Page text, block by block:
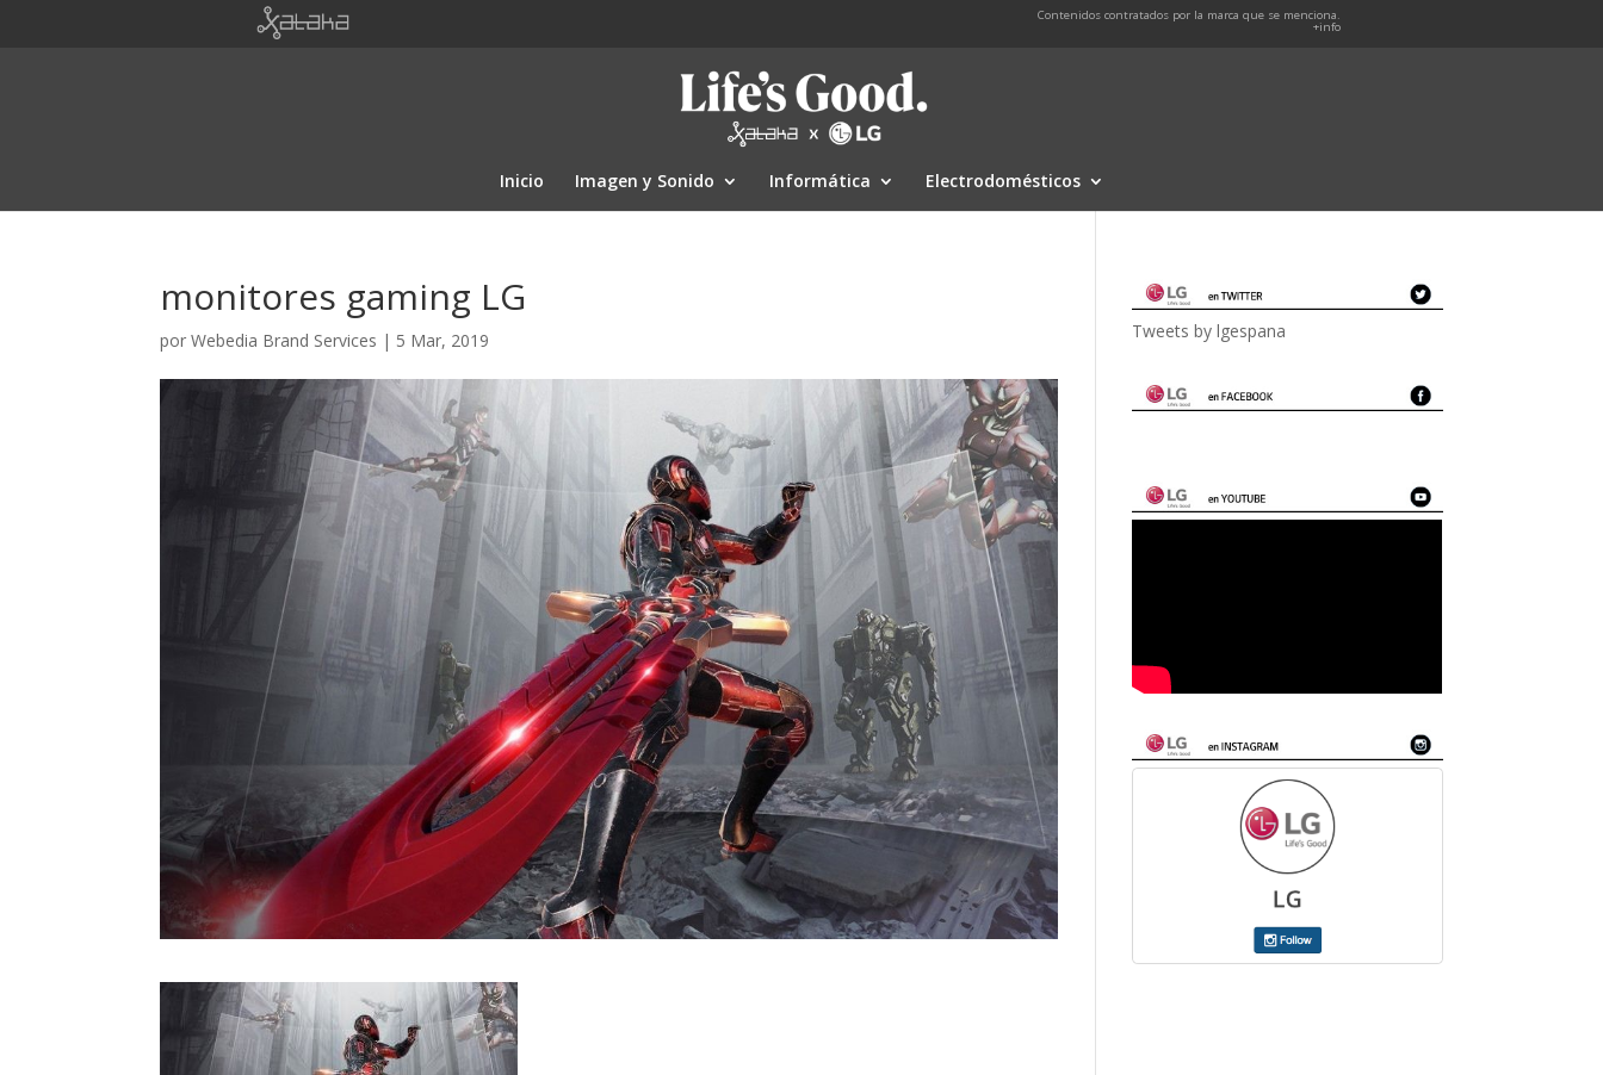
Contenidos contratados por la marca que se menciona.
+info
Inicio Imagen y Sonido Informática Electrodomésticos
monitores gaming LG
porWebedia Brand Services | 5 Mar, 2019 Tweets by lgespana